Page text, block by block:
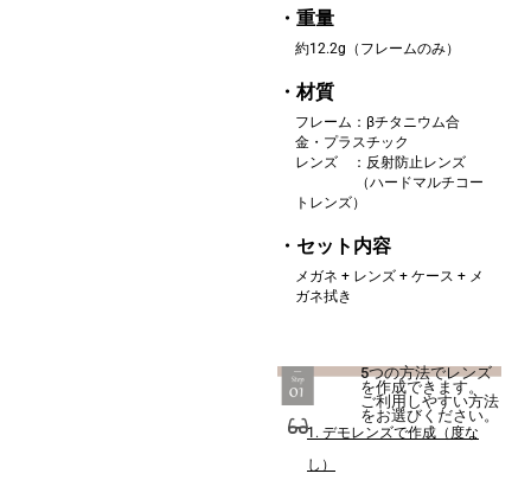
・重量
約12.2g（フレームのみ）
・材質
フレーム：βチタニウム合
金・プラスチック
‌レンズ ：反射防止レンズ
（ハードマルチコー
トレンズ）
・セット内容
メガネ + レンズ + ケース + メ
ガネ拭き
5つの方法でレンズ
を作成できます。
ご利用しやすい方法
をお選びください。
1. デモレンズで作成（度な
し）